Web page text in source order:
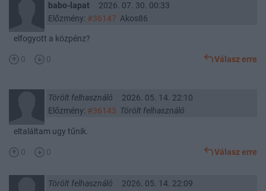
babo-lapat
2026. 07. 30. 00:33
Előzmény: #36147 Akos86
elfogyott a közpénz?
0 0 Válasz erre
Törölt felhasználó
2026. 05. 14. 22:10
Előzmény: #36143 Törölt felhasználó
eltaláltam ugy tűnik.
0 0 Válasz erre
Törölt felhasználó
2026. 05. 14. 22:09